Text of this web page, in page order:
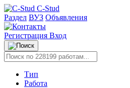
C-Stud
Раздел ВУЗ Объявления
Регистрация Вход
Тип
Работа